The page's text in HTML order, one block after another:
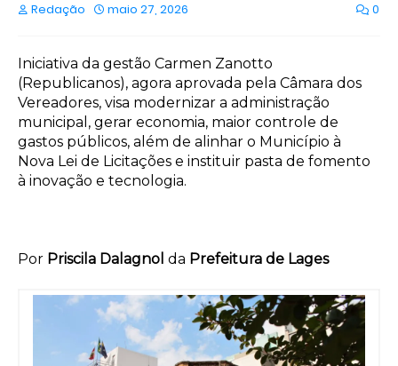
Redação maio 27, 2026 0
Iniciativa da gestão Carmen Zanotto
(Republicanos), agora aprovada pela Câmara dos
Vereadores, visa modernizar a administração
municipal, gerar economia, maior controle de
gastos públicos, além de alinhar o Município à
Nova Lei de Licitações e instituir pasta de fomento
à inovação e tecnologia.
Por Priscila Dalagnol da Prefeitura de Lages